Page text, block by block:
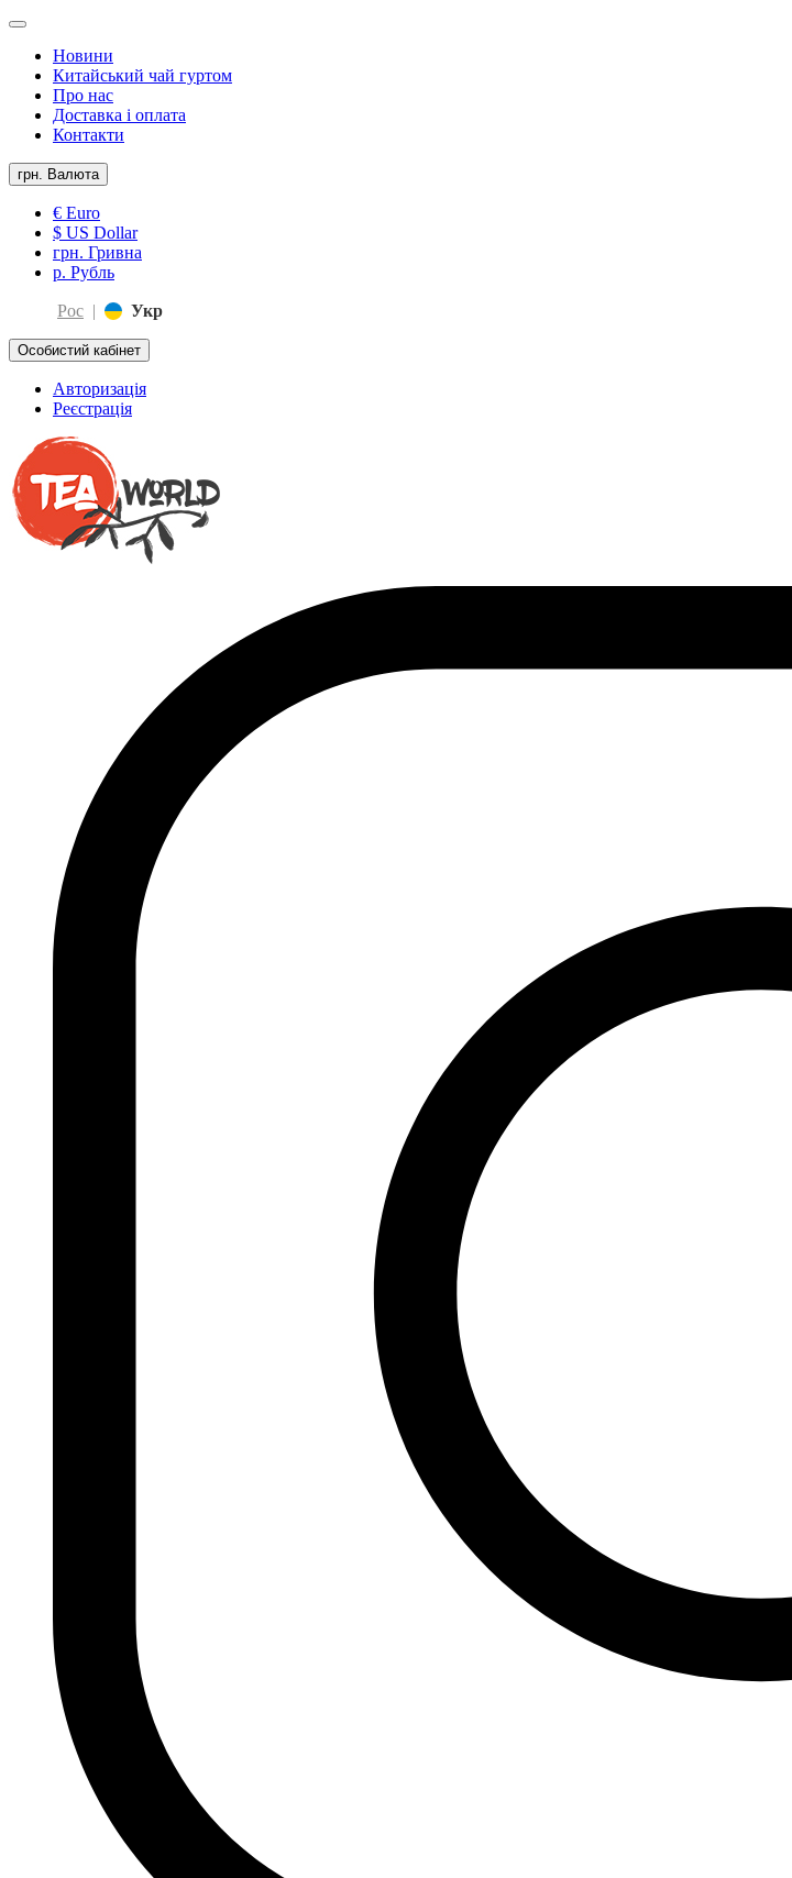
Новини
Китайський чай гуртом
Про нас
Доставка і оплата
Контакти
грн. Валюта
€ Euro
$ US Dollar
грн. Гривна
р. Рубль
Рос | Укр
Особистий кабінет
Авторизація
Реєстрація